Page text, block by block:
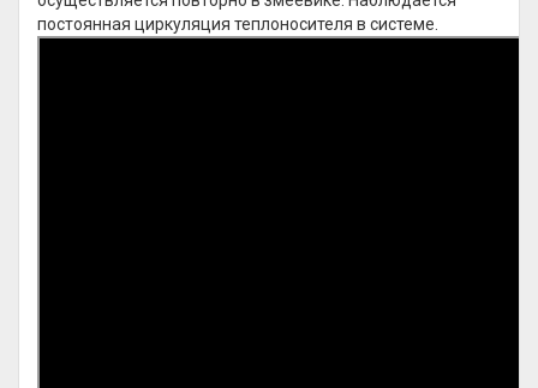
постоянная циркуляция теплоносителя в системе.